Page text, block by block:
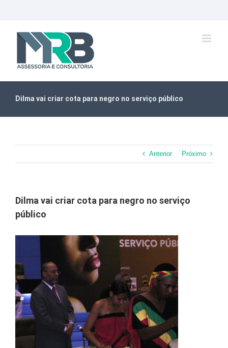
Dilma vai criar cota para negro no serviço público
Anterior Próximo
Dilma vai criar cota para negro no serviço
público